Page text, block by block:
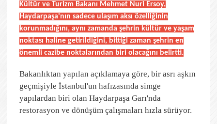
Kültür ve Turizm Bakanı Mehmet Nuri Ersoy,
Haydarpaşa'nın sadece ulaşım aksı özelliğinin
korunmadığını, aynı zamanda şehrin kültür ve yaşam
noktası haline getirildiğini, bittiği zaman şehrin en
önemli cazibe noktalarından biri olacağını belirtti.
Bakanlıktan yapılan açıklamaya göre, bir asrı aşkın
geçmişiyle İstanbul'un hafızasında simge
yapılardan biri olan Haydarpaşa Garı'nda
restorasyon ve dönüşüm çalışmaları hızla sürüyor.